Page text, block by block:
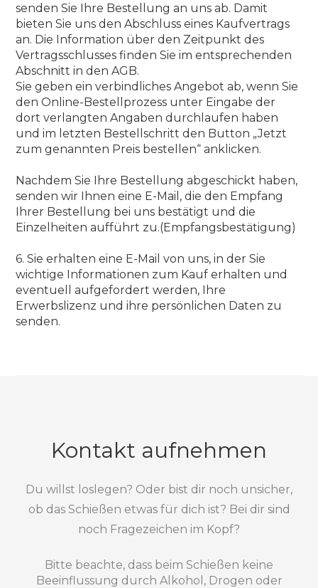
senden Sie Ihre Bestellung an uns ab. Damit
bieten Sie uns den Abschluss eines Kaufvertrags
an. Die Information über den Zeitpunkt des
Vertragsschlusses finden Sie im entsprechenden
Abschnitt in den AGB.
Sie geben ein verbindliches Angebot ab, wenn Sie
den Online-Bestellprozess unter Eingabe der
dort verlangten Angaben durchlaufen haben
und im letzten Bestellschritt den Button „Jetzt
zum genannten Preis bestellen“ anklicken.
Nachdem Sie Ihre Bestellung abgeschickt haben,
senden wir Ihnen eine E-Mail, die den Empfang
Ihrer Bestellung bei uns bestätigt und die
Einzelheiten aufführt zu.(Empfangsbestätigung)
6. Sie erhalten eine E-Mail von uns, in der Sie
wichtige Informationen zum Kauf erhalten und
eventuell aufgefordert werden, Ihre
Erwerbslizenz und ihre persönlichen Daten zu
senden.
Kontakt aufnehmen
Du willst loslegen? Oder bist dir noch unsicher,
ob das Schießen etwas für dich ist? Bei dir sind
noch Fragezeichen im Kopf?
Bitte beachte, dass beim Schießen keine
Beeinflussung durch Alkohol, Drogen oder